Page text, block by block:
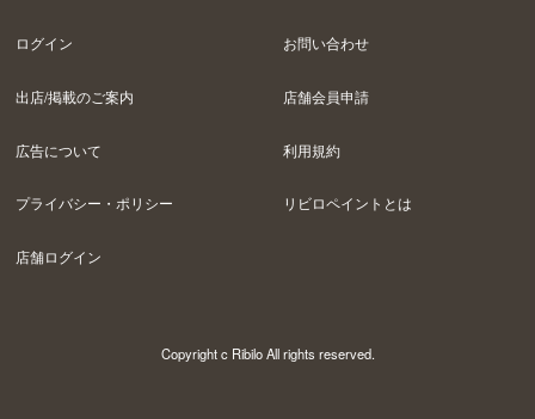
ログイン お問い合わせ
出店/掲載のご案内 店舗会員申請
広告について 利用規約
プライバシー・ポリシー リビロペイントとは
店舗ログイン
Copyright c Ribilo All rights reserved.